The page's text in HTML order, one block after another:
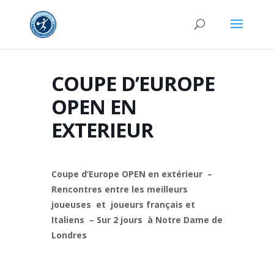
COUPE D’EUROPE
OPEN EN
EXTERIEUR
Coupe d’Europe OPEN en extérieur –
Rencontres entre les meilleurs
joueuses et joueurs français et
Italiens – Sur 2 jours à Notre Dame de
Londres